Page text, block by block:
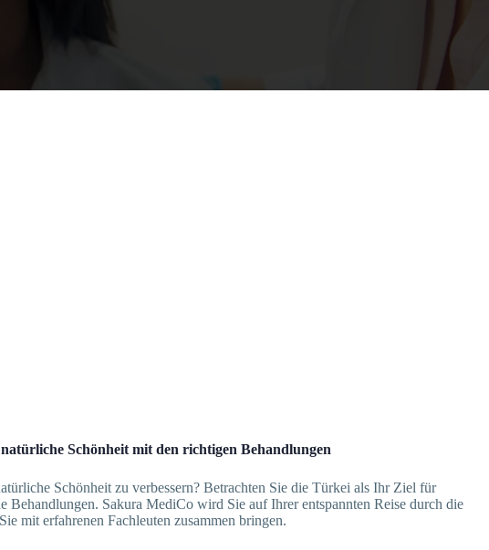
Schönheit mit den richtigen Behandlungen
Schönheit zu verbessern? Betrachten Sie die Türkei als Ihr Ziel für
Behandlungen. Sakura MediCo wird Sie auf Ihrer entspannten Reise durch die
mit erfahrenen Fachleuten zusammen bringen.